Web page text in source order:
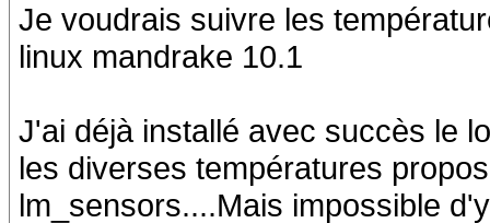
Je voudrais suivre les
linux mandrake 10.1
J'ai déjà installé avec succès le
les diverses températures
lm_sensors....Mais impossible